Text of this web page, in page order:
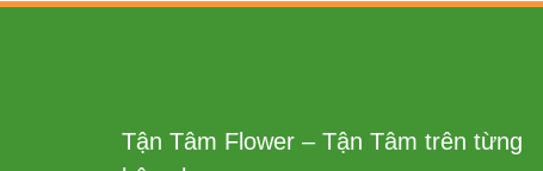
Tận Tâm Flower – Tận Tâm trên từng